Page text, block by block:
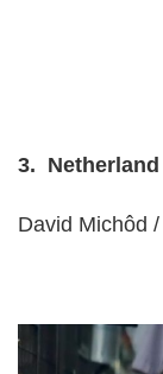
3. Netherland
David Michôd /